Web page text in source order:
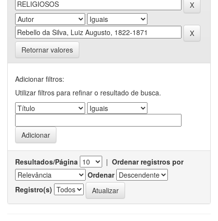
Retornar valores
Adicionar filtros:
Utilizar filtros para refinar o resultado de busca.
Resultados/Página | Ordenar registros por
Ordenar
Registro(s)